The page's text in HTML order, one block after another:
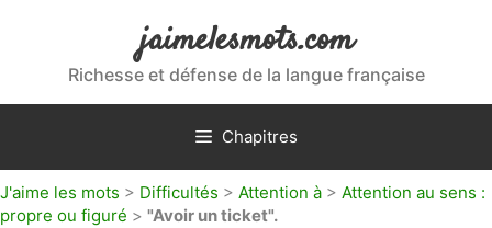
jaimelesmots.com
Richesse et défense de la langue française
Chapitres
J'aime les mots > Difficultés > Attention à > Attention au sens :
propre ou figuré > "Avoir un ticket".